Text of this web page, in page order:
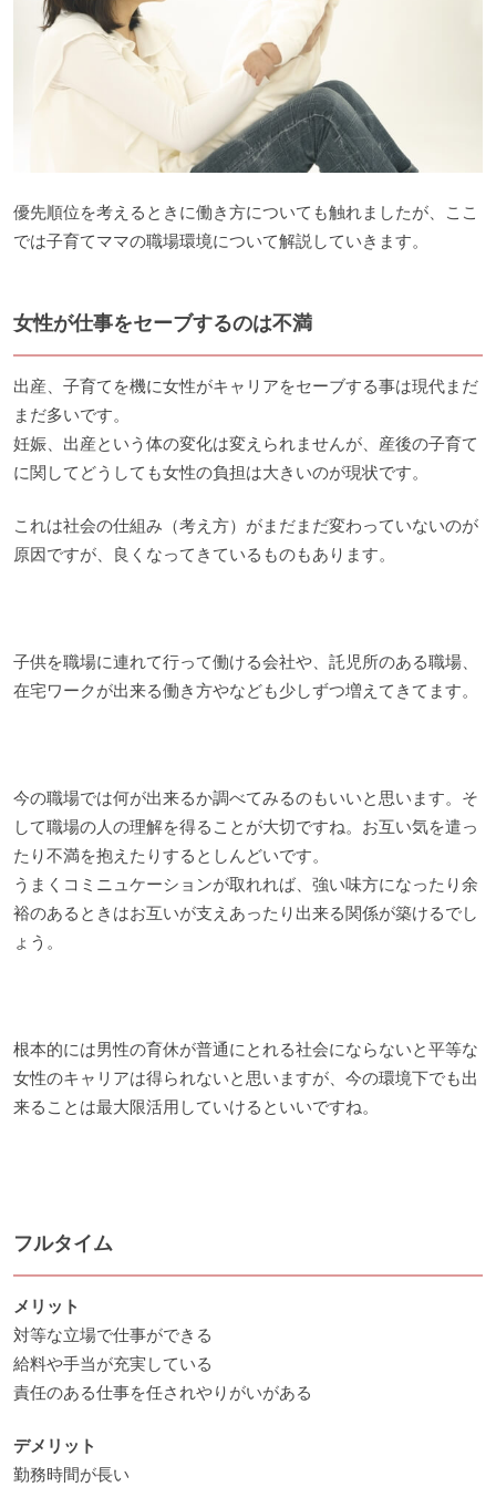
優先順位を考えるときに働き方についても触れましたが、ここ
では子育てママの職場環境について解説していきます。
女性が仕事をセーブするのは不満
出産、子育てを機に女性がキャリアをセーブする事は現代まだ
まだ多いです。
妊娠、出産という体の変化は変えられませんが、産後の子育て
に関してどうしても女性の負担は大きいのが現状です。
これは社会の仕組み（考え方）がまだまだ変わっていないのが
原因ですが、良くなってきているものもあります。
子供を職場に連れて行って働ける会社や、託児所のある職場、
在宅ワークが出来る働き方やなども少しずつ増えてきてます。
今の職場では何が出来るか調べてみるのもいいと思います。そ
して職場の人の理解を得ることが大切ですね。お互い気を遣っ
たり不満を抱えたりするとしんどいです。
うまくコミニュケーションが取れれば、強い味方になったり余
裕のあるときはお互いが支えあったり出来る関係が築けるでし
ょう。
根本的には男性の育休が普通にとれる社会にならないと平等な
女性のキャリアは得られないと思いますが、今の環境下でも出
来ることは最大限活用していけるといいですね。
フルタイム
メリット
対等な立場で仕事ができる
給料や手当が充実している
責任のある仕事を任されやりがいがある
デメリット
勤務時間が長い